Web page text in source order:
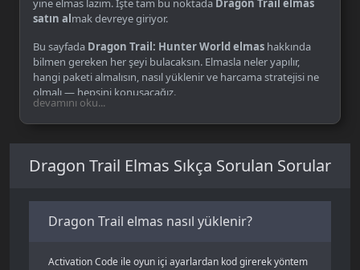
yine elmas lazım. İşte tam bu noktada Dragon Trail elmas
satın almak devreye giriyor.
Bu sayfada Dragon Trail: Hunter World elmas hakkında
bilmen gereken her şeyi bulacaksın. Elmasla neler yapılır,
hangi paketi almalısın, nasıl yüklenir ve harcama stratejisi ne
olmalı — hepsini konuşacağız.
Dragon Trail Elmas Nedir?
Elmas (Diamond)
, Dragon Trail: Hunter World'ün premium
hızlandırmak için kullanılıyor. Altın gibi oyun içi kaynaklar
dışarıdan satın alman gerekiyor.
devamını oku...
Dragon Trail Elmas Sıkça Sorulan Sorular
Dragon Trail elmas nasıl yüklenir?
Activation Code ile oyun içi ayarlardan kod girerek yöntem